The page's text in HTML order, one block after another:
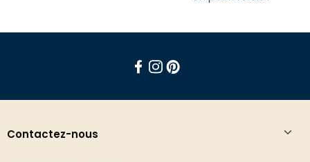
Contactez-nous